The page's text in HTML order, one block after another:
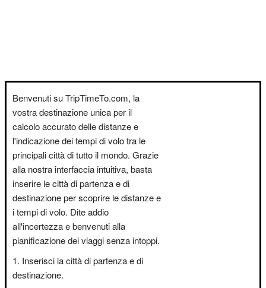
Benvenuti su TripTimeTo.com, la
vostra destinazione unica per il
calcolo accurato delle distanze e
l'indicazione dei tempi di volo tra le
principali città di tutto il mondo. Grazie
alla nostra interfaccia intuitiva, basta
inserire le città di partenza e di
destinazione per scoprire le distanze e
i tempi di volo. Dite addio
all'incertezza e benvenuti alla
pianificazione dei viaggi senza intoppi.
Inserisci la città di partenza e di
destinazione.